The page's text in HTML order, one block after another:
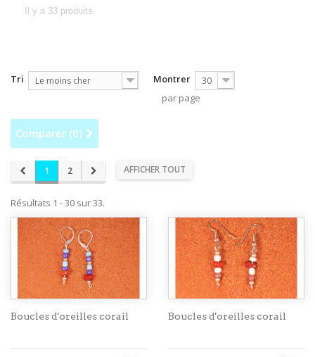
Il y a 33 produits.
Tri Le moins cher Montrer 30
par page
Comparer (0)
AFFICHER TOUT
1 2
Résultats 1 - 30 sur 33.
Boucles d'oreilles corail Boucles d'oreilles corail